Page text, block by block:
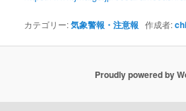
カテゴリー:気象警報・注意報 作成者:
Proudly powered by